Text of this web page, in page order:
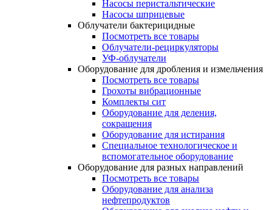
Насосы перистальтические
Насосы шприцевые
Облучатели бактерицидные
Посмотреть все товары
Облучатели-рециркуляторы
УФ-облучатели
Оборудование для дробления и измельчения
Посмотреть все товары
Грохоты вибрационные
Комплекты сит
Оборудование для деления,
сокращения
Оборудование для истирания
Специальное технологическое и
вспомогательное оборудование
Оборудование для разных направлений
Посмотреть все товары
Оборудование для анализа
нефтепродуктов